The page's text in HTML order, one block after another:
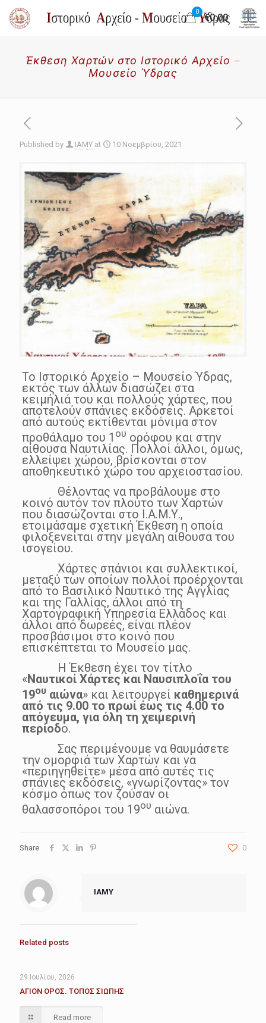
0
€0.00
Έκθεση Χαρτών στο Ιστορικό Αρχείο –
Μουσείο Ύδρας
Published by IAMY at 10 Νοεμβρίου, 2021
Το Ιστορικό Αρχείο – Μουσείο Ύδρας,
εκτός των άλλων διασώζει στα
κειμήλιά του και πολλούς χάρτες, που
αποτελούν σπάνιες εκδόσεις. Αρκετοί
από αυτούς εκτίθενται μόνιμα στον
προθάλαμο του 1 ου ορόφου και στην
αίθουσα Ναυτιλίας. Πολλοί άλλοι, όμως,
ελλείψει χώρου, βρίσκονται στον
αποθηκευτικό χώρο του αρχειοστασίου.
Θέλοντας να προβάλουμε στο
κοινό αυτόν τον πλούτο των Χαρτών
που διασώζονται στο Ι.Α.Μ.Υ.,
ετοιμάσαμε σχετική Έκθεση η οποία
φιλοξενείται στην μεγάλη αίθουσα του
ισογείου.
Χάρτες σπάνιοι και συλλεκτικοί,
μεταξύ των οποίων πολλοί προέρχονται
από το Βασιλικό Ναυτικό της Αγγλίας
και της Γαλλίας, άλλοι από τη
Χαρτογραφική Υπηρεσία Ελλάδος και
άλλοι από δωρεές, είναι πλέον
προσβάσιμοι στο κοινό που
επισκέπτεται το Μουσείο μας.
Η Έκθεση έχει τον τίτλο
«Ναυτικοί Χάρτες και Ναυσιπλοΐα του
19ουαιώνα» και λειτουργεί καθημερινά
από τις 9.00 το πρωί έως τις 4.00 το
απόγευμα, για όλη τη χειμερινή
περίοδο.
Σας περιμένουμε να θαυμάσετε
την ομορφιά των Χαρτών και να
«περιηγηθείτε» μέσα από αυτές τις
σπάνιες εκδόσεις, «γνωρίζοντας» τον
κόσμο όπως τον ζούσαν οι
θαλασσοπόροι του 19ου αιώνα.
Share 0
IAMY
Related posts
29 Ιουλίου, 2026
ΑΓΙΟΝ ΟΡΟΣ. ΤΟΠΟΣ ΣΙΩΠΗΣ
Read more